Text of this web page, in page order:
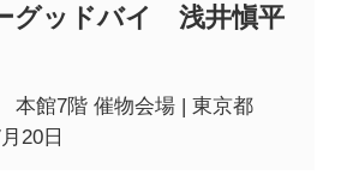
グッドバイ 浅井愼平
本館7階 催物会場 | 東京都
20日